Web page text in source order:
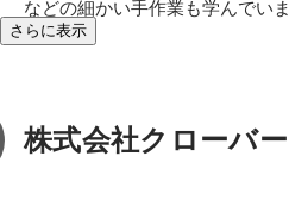
さらに表示
株式会社クローバ